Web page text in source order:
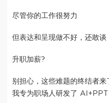
尽管你的工作很努力
但表达和呈现做不好，还敢谈
升职加薪?
别担心，这些难题的终结者
我专为职场人研发了 AI+PPT